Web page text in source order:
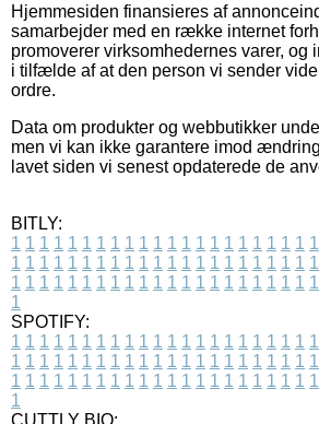
Hjemmesiden finansieres af
samarbejder med en række internet
promoverer virksomhedernes varer, og
i tilfælde af at den person vi sender
ordre.
Data om produkter og webbutikker
men vi kan ikke garantere imod
lavet siden vi senest opdaterede de
BITLY:
1 1 1 1 1 1 1 1 1 1 1 1 1 1 1 1 1 1 1 1 1 1
1 1 1 1 1 1 1 1 1 1 1 1 1 1 1 1 1 1 1 1 1 1
1 1 1 1 1 1 1 1 1 1 1 1 1 1 1 1 1 1 1 1 1 1
1
SPOTIFY:
1 1 1 1 1 1 1 1 1 1 1 1 1 1 1 1 1 1 1 1 1 1
1 1 1 1 1 1 1 1 1 1 1 1 1 1 1 1 1 1 1 1 1 1
1 1 1 1 1 1 1 1 1 1 1 1 1 1 1 1 1 1 1 1 1 1
1
CUTTLY BIO: